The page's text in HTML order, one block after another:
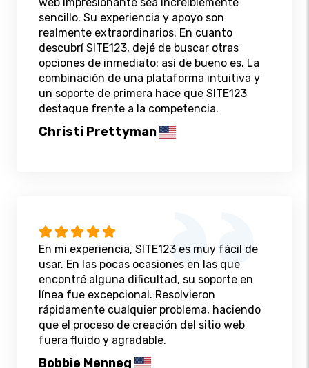
web impresionante sea increíblemente
sencillo. Su experiencia y apoyo son
realmente extraordinarios. En cuanto
descubrí SITE123, dejé de buscar otras
opciones de inmediato: así de bueno es. La
combinación de una plataforma intuitiva y
un soporte de primera hace que SITE123
destaque frente a la competencia.
Christi Prettyman
En mi experiencia, SITE123 es muy fácil de
usar. En las pocas ocasiones en las que
encontré alguna dificultad, su soporte en
línea fue excepcional. Resolvieron
rápidamente cualquier problema, haciendo
que el proceso de creación del sitio web
fuera fluido y agradable.
Bobbie Menneg